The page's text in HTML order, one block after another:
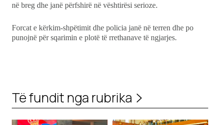
në breg dhe janë përfshirë në vështirësi serioze.
Forcat e kërkim-shpëtimit dhe policia janë në terren dhe po
punojnë për sqarimin e plotë të rrethanave të ngjarjes.
Të fundit nga rubrika